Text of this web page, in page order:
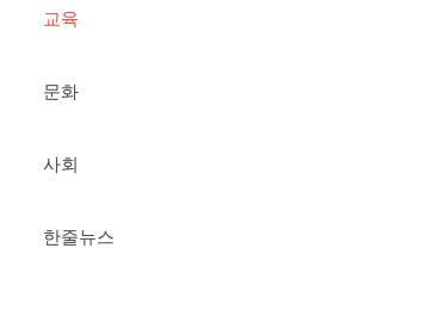
교육
문화
사회
한줄뉴스